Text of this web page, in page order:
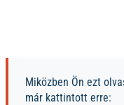
Miközben Ön ezt
már kattintott erre: